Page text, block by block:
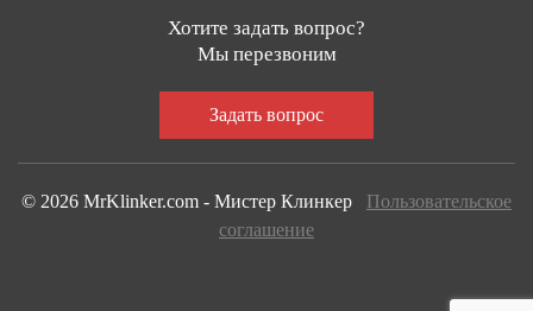
Хотите задать вопрос?
Мы перезвоним
© 2026 MrKlinker.com - Мистер Клинкер Пользовательское
соглашение